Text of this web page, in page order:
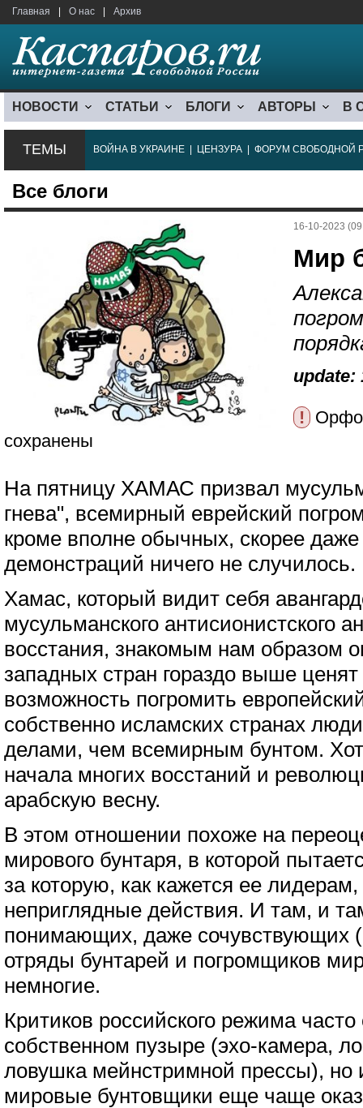
Главная О нас Архив
НОВОСТИ СТАТЬИ БЛОГИ АВТОРЫ В
ТЕМЫ ВОЙНА В УКРАИНЕ ЦЕНЗУРА ФОРУМ СВОБОДНОЙ
Все блоги
16-10-2023
Мир
update:
!
сохранены
На пятницу ХАМАС призвал
гнева", всемирный еврейский
кроме вполне обычных, скорее
демонстраций ничего не случилось.
Хамас, который видит себя
мусульманского антисионистского
восстания, знакомым нам образом
западных стран гораздо выше
возможность погромить
собственно исламских странах
делами, чем всемирным бунтом.
начала многих восстаний и
арабскую весну.
В этом отношении похоже на
мирового бунтаря, в которой
за которую, как кажется ее
неприглядные действия. И там, и
понимающих, даже сочувствующих
отряды бунтарей и погромщиков
немногие.
Критиков российского режима
собственном пузыре (эхо-камера,
ловушка мейнстримной прессы), но
мировые бунтовщики еще чаще